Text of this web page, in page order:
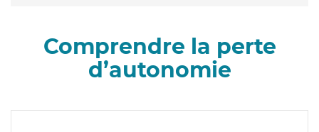
Comprendre la perte
d’autonomie